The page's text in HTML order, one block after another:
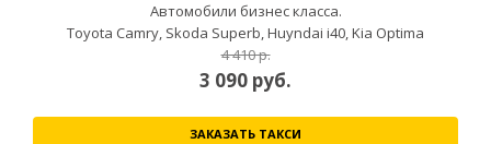
Автомобили бизнес класса.
Toyota Camry, Skoda Superb, Huyndai i40, Kia Optima
4 410 р.
3 090 руб.
ЗАКАЗАТЬ ТАКСИ